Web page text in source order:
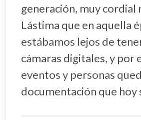
generación, muy cordial
Lástima que en aquella
estábamos lejos de
cámaras digitales, y por
eventos y personas
documentación que hoy